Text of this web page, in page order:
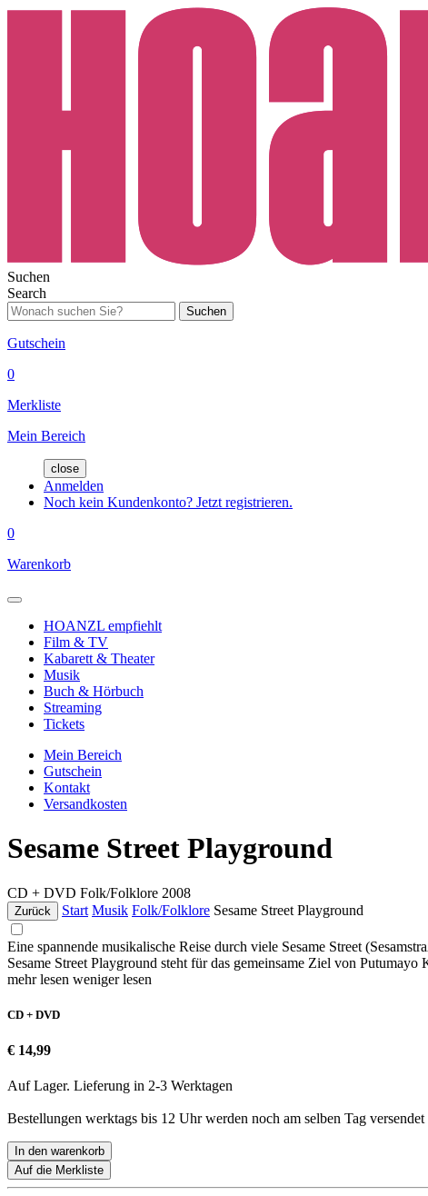
Suchen
Search
Suchen
Gutschein
0
Merkliste
Mein Bereich
close
Anmelden
Noch kein Kundenkonto? Jetzt registrieren.
0
Warenkorb
HOANZL empfiehlt
Film & TV
Kabarett & Theater
Musik
Buch & Hörbuch
Streaming
Tickets
Mein Bereich
Gutschein
Kontakt
Versandkosten
Sesame Street Playground
CD + DVD Folk/Folklore 2008
Zurück Start Musik Folk/Folklore Sesame Street Playground
Eine spannende musikalische Reise durch viele Sesame Street
Sesame Street Playground steht für das gemeinsame Ziel von
mehr lesen weniger lesen
CD + DVD
€ 14,99
Auf Lager. Lieferung in 2-3 Werktagen
Bestellungen werktags bis 12 Uhr werden noch am selben Tag versendet
In den warenkorb
Auf die Merkliste